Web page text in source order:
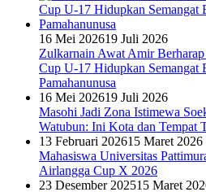
16 Mei 202619 Juli 2026
Zulkarnain Awat Amir
Cup U-17 Hidupkan Semangat
Pamahanunusa
16 Mei 202619 Juli 2026
Masohi Jadi Zona Istimewa
Watubun: Ini Kota dan Tempat
13 Februari 202615 Maret 2026
Mahasiswa Universitas
Airlangga Cup X 2026
23 Desember 202515 Maret